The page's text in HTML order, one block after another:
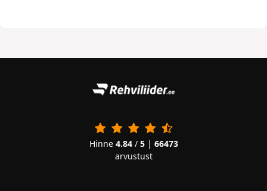
Hinne 4.84/ 5| 66473
arvustust